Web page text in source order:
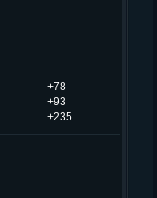
+78
+93
+235